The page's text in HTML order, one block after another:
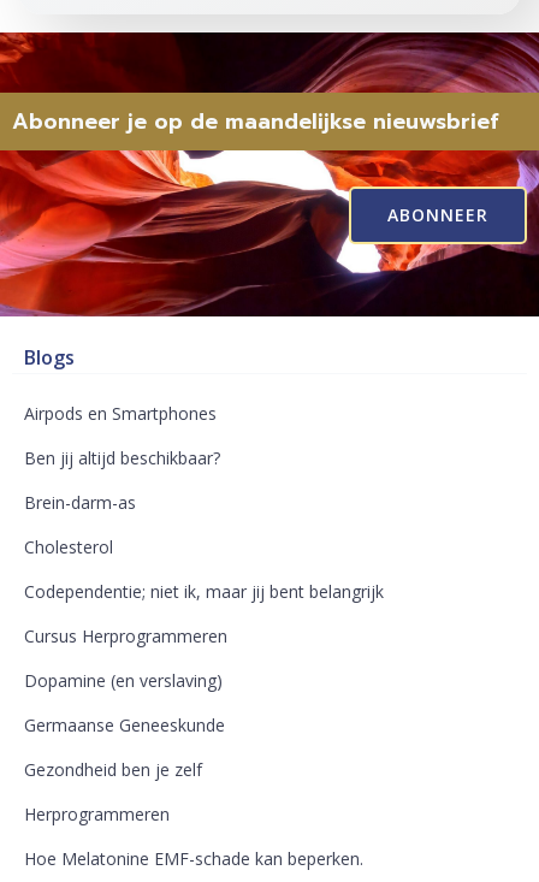
Abonneer je op de maandelijkse nieuwsbrief
ABONNEER
Blogs
Airpods en Smartphones
Ben jij altijd beschikbaar?
Brein-darm-as
Cholesterol
Codependentie; niet ik, maar jij bent belangrijk
Cursus Herprogrammeren
Dopamine (en verslaving)
Germaanse Geneeskunde
Gezondheid ben je zelf
Herprogrammeren
Hoe Melatonine EMF-schade kan beperken.